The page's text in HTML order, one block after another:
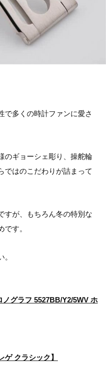
で多くの時計ファンに愛さ
のギョーシェ彫り、操舵輪
ではのこだわりが詰まって
すが、もちろん冬の特別な
す。
グラフ 5527BB/Y2/5WV ホ
クラシック】